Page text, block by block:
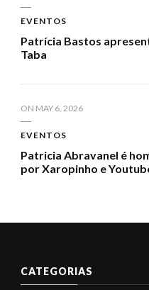
EVENTOS
Patrícia Bastos
Taba
ON MAY 6, 2026
EVENTOS
Patricia Abravanel é
por Xaropinho e
CATEGORIAS